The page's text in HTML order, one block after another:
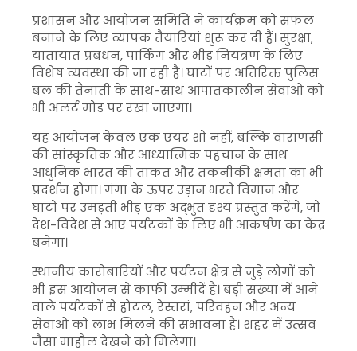
प्रशासन और आयोजन समिति ने कार्यक्रम को सफल
बनाने के लिए व्यापक तैयारियां शुरू कर दी हैं। सुरक्षा,
यातायात प्रबंधन, पार्किंग और भीड़ नियंत्रण के लिए
विशेष व्यवस्था की जा रही है। घाटों पर अतिरिक्त पुलिस
बल की तैनाती के साथ-साथ आपातकालीन सेवाओं को
भी अलर्ट मोड पर रखा जाएगा।
यह आयोजन केवल एक एयर शो नहीं, बल्कि वाराणसी
की सांस्कृतिक और आध्यात्मिक पहचान के साथ
आधुनिक भारत की ताकत और तकनीकी क्षमता का भी
प्रदर्शन होगा। गंगा के ऊपर उड़ान भरते विमान और
घाटों पर उमड़ती भीड़ एक अद्भुत दृश्य प्रस्तुत करेंगे, जो
देश-विदेश से आए पर्यटकों के लिए भी आकर्षण का केंद्र
बनेगा।
स्थानीय कारोबारियों और पर्यटन क्षेत्र से जुड़े लोगों को
भी इस आयोजन से काफी उम्मीदें हैं। बड़ी संख्या में आने
वाले पर्यटकों से होटल, रेस्तरां, परिवहन और अन्य
सेवाओं को लाभ मिलने की संभावना है। शहर में उत्सव
जैसा माहौल देखने को मिलेगा।